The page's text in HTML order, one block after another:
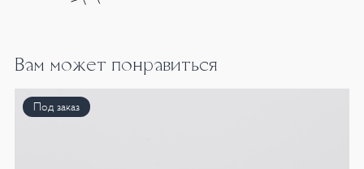
Вам может понравиться
Под заказ